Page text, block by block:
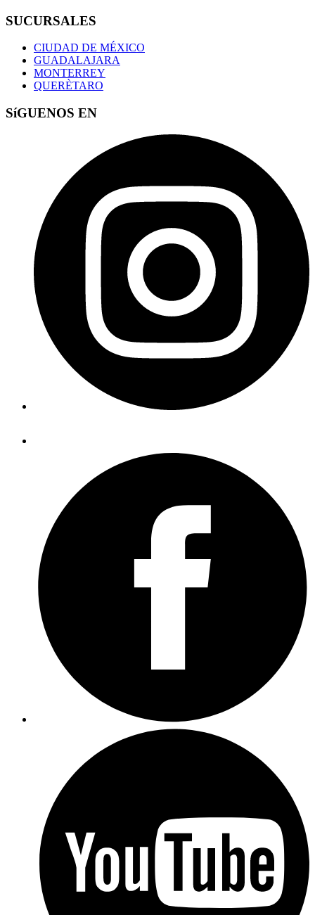
SUCURSALES
CIUDAD DE MÉXICO
GUADALAJARA
MONTERREY
QUERÈTARO
SíGUENOS EN